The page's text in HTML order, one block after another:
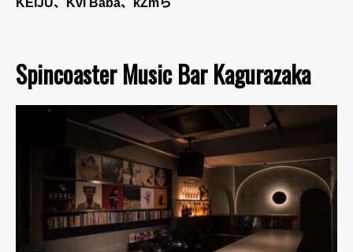
KEIJU、Kvi Baba、kZmら
Spincoaster Music Bar Kagurazaka